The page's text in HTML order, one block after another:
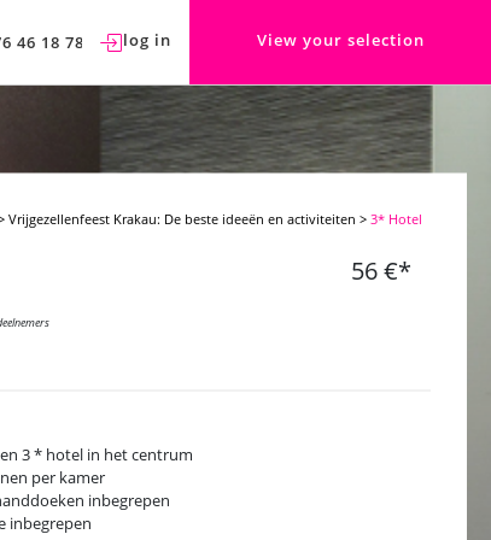
46 18 78 log in View your selection
Vrijgezellenfeest Krakau: De beste ideeën en activiteiten >3* Hotel
56 €*
3 * hotel in het centrum
per kamer
inbegrepen
inbegrepen